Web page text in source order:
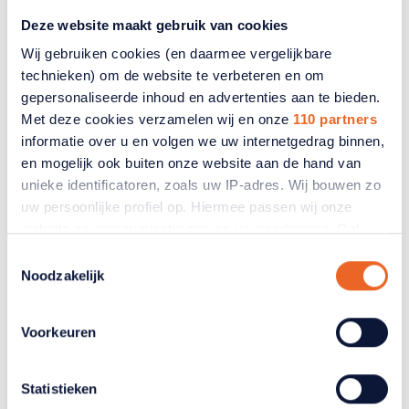
Deze website maakt gebruik van cookies
Wij gebruiken cookies (en daarmee vergelijkbare
technieken) om de website te verbeteren en om
gepersonaliseerde inhoud en advertenties aan te bieden.
Met deze cookies verzamelen wij en onze 110 partners
informatie over u en volgen we uw internetgedrag binnen,
en mogelijk ook buiten onze website aan de hand van
unieke identificatoren, zoals uw IP-adres. Wij bouwen zo
uw persoonlijke profiel op. Hiermee passen wij onze
van uw recente internetgedrag. Ook delen we mogelijk
partners voor social media, adverteren en analyse. Deze
partners kunnen deze gegevens combineren met andere
verzameld op basis van uw gebruik van hun services.
Verandert u later van gedachten? U kunt uw voorkeuren
Noodzakelijk
Voorkeuren
Statistieken
Wonen
Onderzoek Kadaster: 'Senioren
willen wél naar nieuwe
appartementen verhuizen'
Uit nieuw onderzoek van het Kadaster blijkt dat
senioren, anders dan weleens wordt gezegd, wel
appartementen die tussen 2018 en 2018 en 2024